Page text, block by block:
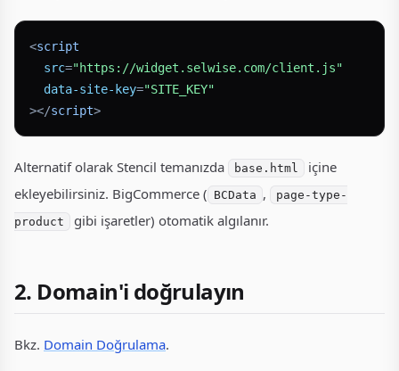
<script
src="https://widget.selwise.com/client.js"
data-site-key="SITE_KEY"
></script>
Alternatif olarak Stencil temanızda base.html
içine
ekleyebilirsiniz. BigCommerce ( BCData ,
page-type-
product
gibi işaretler) otomatik algılanır.
2. Domain'i doğrulayın
Bkz. Domain Doğrulama.